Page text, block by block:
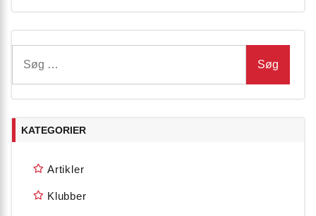
efter:
KATEGORIER
Artikler
Klubber